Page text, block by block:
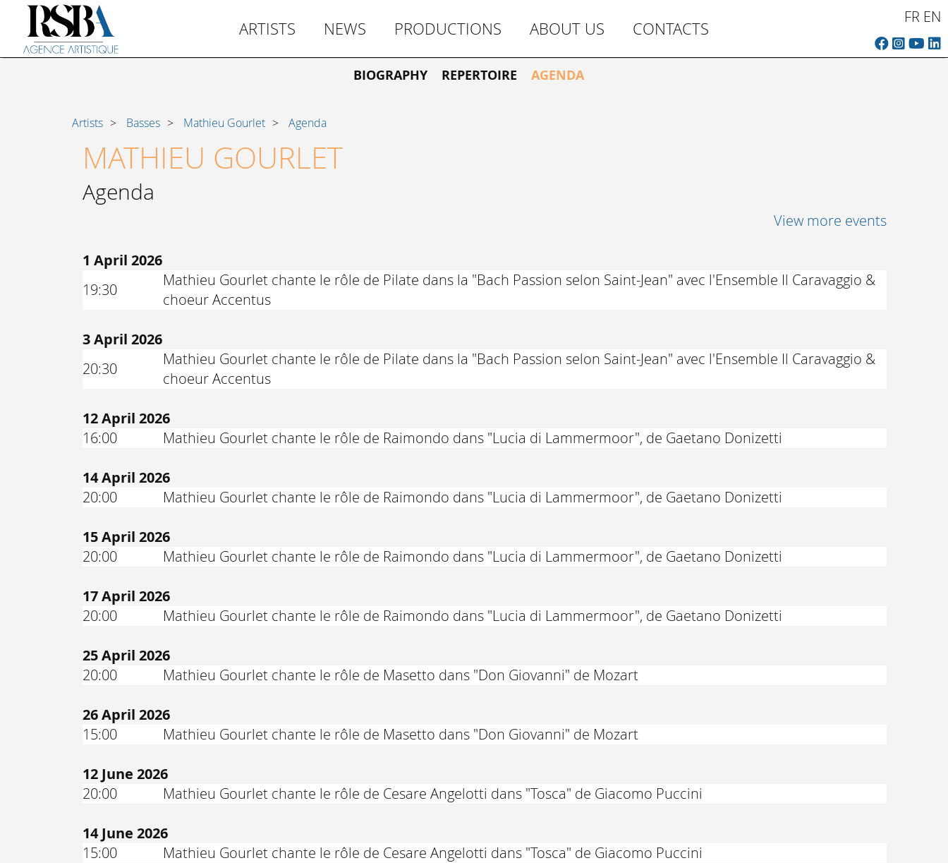
ARTISTS NEWS PRODUCTIONS ABOUT US CONTACTS
FR EN
BIOGRAPHY REPERTOIRE AGENDA
Artists Basses Mathieu Gourlet Agenda
MATHIEU GOURLET
Agenda
View more events
1 April 2026
19:30
Mathieu Gourlet chante le rôle de Pilate dans la "Bach Passion selon Saint-Jean" avec l'Ensemble Il Caravaggio &
choeur Accentus
3 April 2026
20:30
Mathieu Gourlet chante le rôle de Pilate dans la "Bach Passion selon Saint-Jean" avec l'Ensemble Il Caravaggio &
choeur Accentus
12 April 2026
16:00
Mathieu Gourlet chante le rôle de Raimondo dans "Lucia di Lammermoor", de Gaetano Donizetti
14 April 2026
20:00
Mathieu Gourlet chante le rôle de Raimondo dans "Lucia di Lammermoor", de Gaetano Donizetti
15 April 2026
20:00
Mathieu Gourlet chante le rôle de Raimondo dans "Lucia di Lammermoor", de Gaetano Donizetti
17 April 2026
20:00
Mathieu Gourlet chante le rôle de Raimondo dans "Lucia di Lammermoor", de Gaetano Donizetti
25 April 2026
20:00
Mathieu Gourlet chante le rôle de Masetto dans "Don Giovanni" de Mozart
26 April 2026
15:00
Mathieu Gourlet chante le rôle de Masetto dans "Don Giovanni" de Mozart
12 June 2026
20:00
Mathieu Gourlet chante le rôle de Cesare Angelotti dans "Tosca" de Giacomo Puccini
14 June 2026
15:00
Mathieu Gourlet chante le rôle de Cesare Angelotti dans "Tosca" de Giacomo Puccini